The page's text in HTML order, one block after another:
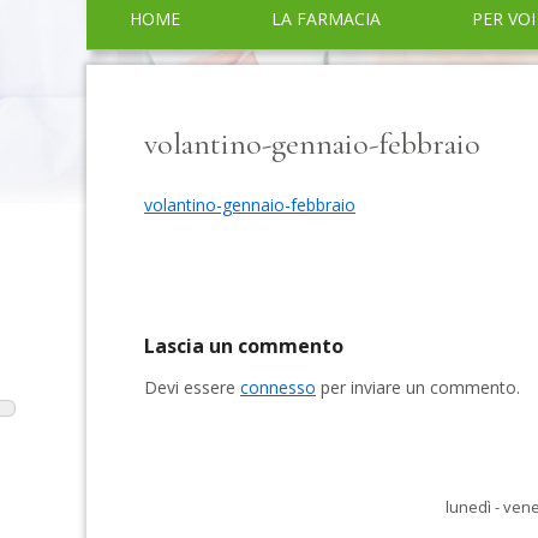
Menu
principale
HOME LA FARMACIA PER VOI
volantino-gennaio-febbraio
volantino-gennaio-febbraio
Lascia un commento
Devi essere connesso per inviare un commento.
lunedì -